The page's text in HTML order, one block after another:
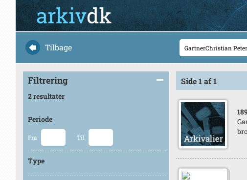
Tilbage
Filtrering
2 resultater
Periode
Fra Til
Type
Side 1 af 1